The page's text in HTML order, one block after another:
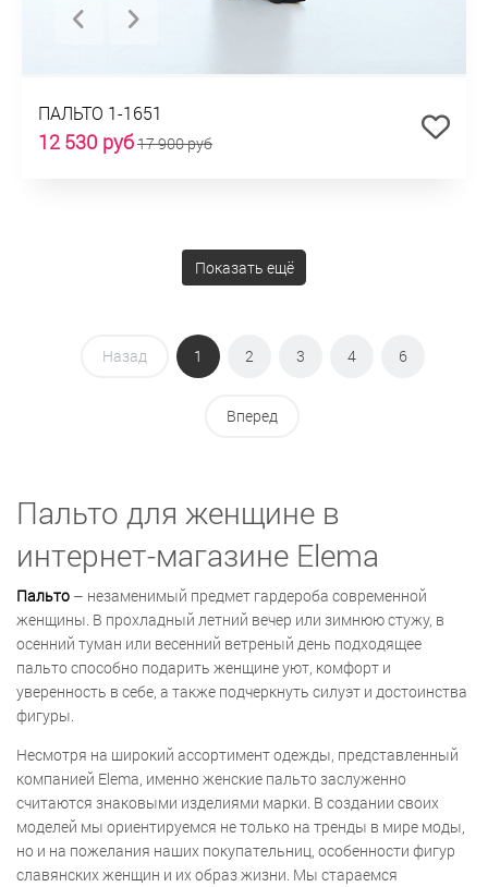
ПАЛЬТО 1-1651
12 530 руб17 900 руб
Показать ещё
Назад 1 2 3 4 6
Вперед
Пальто для женщине в
интернет-магазине Elema
Пальто – незаменимый предмет гардероба современной
женщины. В прохладный летний вечер или зимнюю стужу, в
осенний туман или весенний ветреный день подходящее
пальто способно подарить женщине уют, комфорт и
уверенность в себе, а также подчеркнуть силуэт и достоинства
фигуры.
Несмотря на широкий ассортимент одежды, представленный
компанией Elema, именно женские пальто заслуженно
считаются знаковыми изделиями марки. В создании своих
моделей мы ориентируемся не только на тренды в мире моды,
но и на пожелания наших покупательниц, особенности фигур
славянских женщин и их образ жизни. Мы стараемся